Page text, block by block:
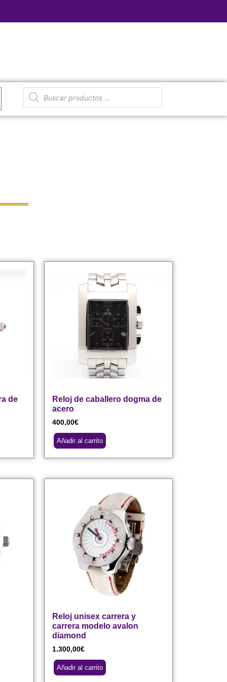
de
Reloj de caballero dogma de
acero
400,00€
Añadir al carrito
Reloj unisex carrera y
carrera modelo avalon
diamond
1.300,00€
Añadir al carrito